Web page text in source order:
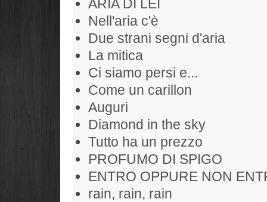
ARIA DI LEI
Nell'aria c'è
Due strani segni d'aria
La mitica
Ci siamo persi e...
Come un carillon
Auguri
Diamond in the sky
Tutto ha un prezzo
PROFUMO DI SPIGO
ENTRO OPPURE NON
rain, rain, rain